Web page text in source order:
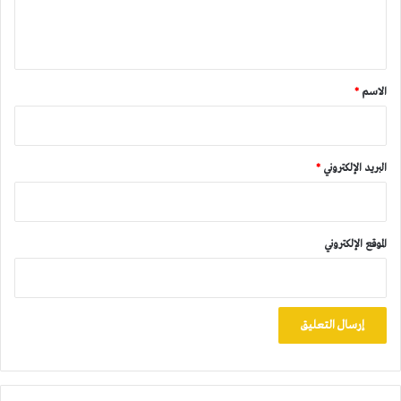
*
الاسم *
البريد الإلكتروني *
الموقع الإلكتروني